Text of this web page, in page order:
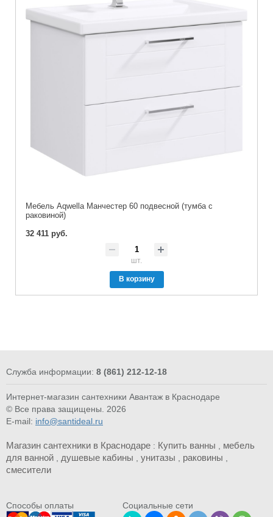
Мебель Aqwella Манчестер 60 подвесной (тумба с
раковиной)
32 411 руб.
шт.
В корзину
Служба информации: 8 (861) 212-12-18
Интернет-магазин сантехники Авантаж в Краснодаре
© Все права защищены. 2026
E-mail: info@santideal.ru
Магазин сантехники в Краснодаре : Купить ванны
мебель
для ванной
душевые кабины унитазы раковины
смесители
Cпособы оплаты Социальные сети